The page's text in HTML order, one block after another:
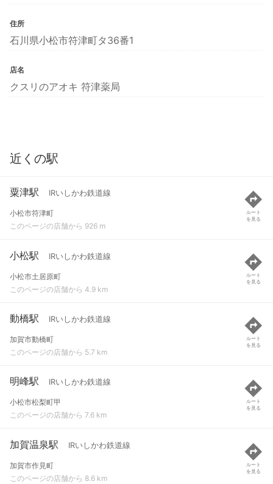
住所
石川県小松市符津町タ36番1
店名
クスリのアオキ 符津薬局
近くの駅
粟津駅 IRいしかわ鉄道線
小松市符津町
このページの店舗から 926 m
ルート
を見る
小松駅 IRいしかわ鉄道線
小松市土居原町
このページの店舗から 4.9 km
ルート
を見る
動橋駅 IRいしかわ鉄道線
加賀市動橋町
このページの店舗から 5.7 km
ルート
を見る
明峰駅 IRいしかわ鉄道線
小松市松梨町甲
このページの店舗から 7.6 km
ルート
を見る
加賀温泉駅 IRいしかわ鉄道線
加賀市作見町
このページの店舗から 8.6 km
ルート
を見る